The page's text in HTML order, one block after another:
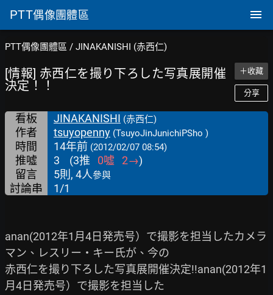
PTT偶像團體區
PTT偶像團體區 / JINAKANISHI (赤西仁)
[情報] 赤西仁を撮り下ろした写真展開催
決定！！
＋收藏
分享
看板 JINAKANISHI (赤西仁)
作者 tsuyopenny (TsuyoJinJunichiPSho )
時間 14年前 (2012/02/07 08:54)
推噓 3 (3推 0噓 2→)
留言
5則, 4人參與
討論串 1/1
anan(2012年1月4日発売号）で撮影を担当したカメラ
マン、レスリー・キー氏が、今の
赤西仁を撮り下ろした写真展開催決定!!anan(2012年1
月4日発売号）で撮影を担当した